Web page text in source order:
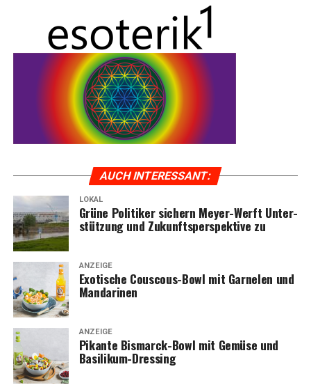
AUCH INTER­ES­SANT:
LOKAL
Grü­ne Poli­ti­ker sichern Mey­er-Werft Unter­
stüt­zung und Zukunfts­per­spek­ti­ve zu
ANZEIGE
Exo­ti­sche Cous­cous-Bowl mit Gar­ne­len und
Mandarinen
ANZEIGE
Pikan­te Bis­marck-Bowl mit Gemü­se und
Basilikum-Dressing